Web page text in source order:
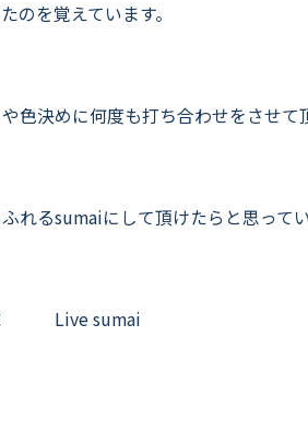
のを覚えています。
色決めに何度も打ち合わせをさせて
れるsumaiにして頂けたらと思ってい
家 Live sumai